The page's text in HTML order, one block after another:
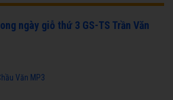
ngày giỗ thứ 3 GS-TS Trần Văn
Văn MP3